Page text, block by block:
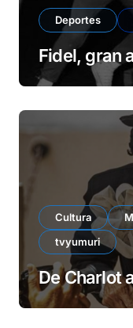
Deportes
Fidel, gran
Cultura
tvyumuri
De Charlot